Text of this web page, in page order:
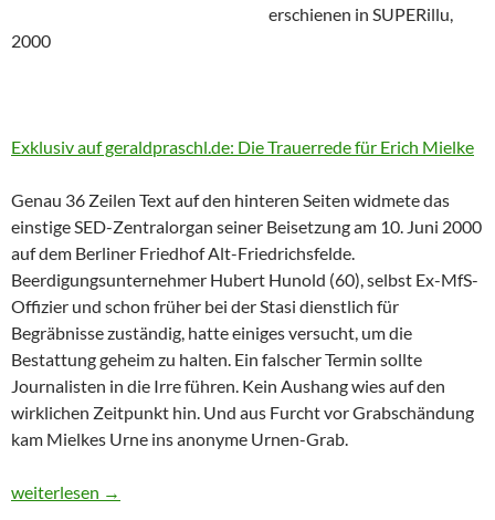
erschienen in SUPERillu,
2000
Exklusiv auf geraldpraschl.de: Die Trauerrede für Erich Mielke
Genau 36 Zeilen Text auf den hinteren Seiten widmete das
einstige SED-Zentralorgan seiner Beisetzung am 10. Juni 2000
auf dem Berliner Friedhof Alt-Friedrichsfelde.
Beerdigungsunternehmer Hubert Hunold (60), selbst Ex-MfS-
Offizier und schon früher bei der Stasi dienstlich für
Begräbnisse zuständig, hatte einiges versucht, um die
Bestattung geheim zu halten. Ein falscher Termin sollte
Journalisten in die Irre führen. Kein Aushang wies auf den
wirklichen Zeitpunkt hin. Und aus Furcht vor Grabschändung
kam Mielkes Urne ins anonyme Urnen-Grab.
Erich Mielke: Wer weinte um den Herrn der Angst?
weiterlesen →